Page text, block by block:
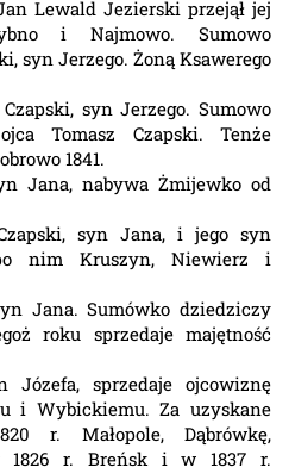
Lewald Jezierski przejął jej
i Najmowo. Sumowo
syn Jerzego. Żoną Ksawerego
syn Jerzego. Sumowo
Tomasz Czapski. Tenże
1841.
Jana, nabywa Żmijewko od
syn Jana, i jego syn
nim Kruszyn, Niewierz i
Jana. Sumówko dziedziczy
roku sprzedaje majętność
Józefa, sprzedaje ojcowiznę
i Wybickiemu. Za uzyskane
r. Małopole, Dąbrówkę,
1826 r. Breńsk i w 1837 r.